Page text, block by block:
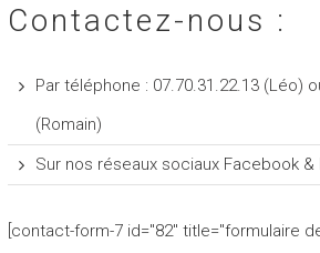
Contactez-nous :
Par téléphone : 07.70.31.22.13 (Léo)
(Romain)
Sur nos réseaux sociaux Facebook&
[contact-form-7 id="82" title="formulaire